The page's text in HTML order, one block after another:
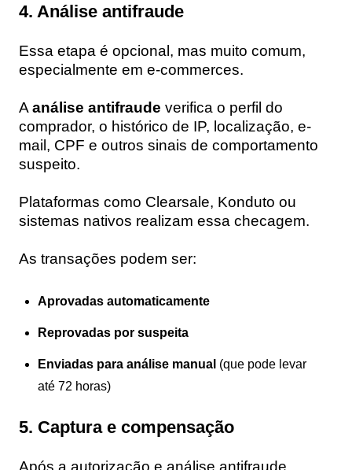
4. Análise antifraude
Essa etapa é opcional, mas muito comum,
especialmente em e-commerces.
A análise antifraude verifica o perfil do
comprador, o histórico de IP, localização, e-
mail, CPF e outros sinais de comportamento
suspeito.
Plataformas como Clearsale, Konduto ou
sistemas nativos realizam essa checagem.
As transações podem ser:
Aprovadas automaticamente
Reprovadas por suspeita
Enviadas para análise manual (que pode levar
até 72 horas)
5. Captura e compensação
Após a autorização e análise antifraude,